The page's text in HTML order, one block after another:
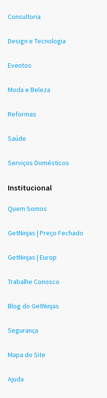
Consultoria
Design e Tecnologia
Eventos
Moda e Beleza
Reformas
Saúde
Serviços Domésticos
Institucional
Quem Somos
GetNinjas | Preço Fechado
GetNinjas | Europ
Trabalhe Conosco
Blog do GetNinjas
Segurança
Mapa do Site
Ajuda